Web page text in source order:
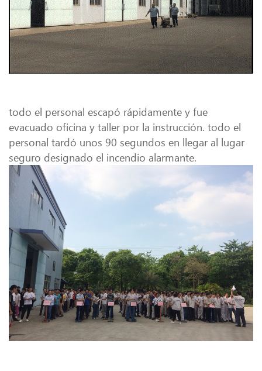
todo el personal escapó rápidamente y fue
evacuado oficina y taller por la instrucción. todo el
personal tardó unos 90 segundos en llegar al lugar
seguro designado el incendio alarmante.